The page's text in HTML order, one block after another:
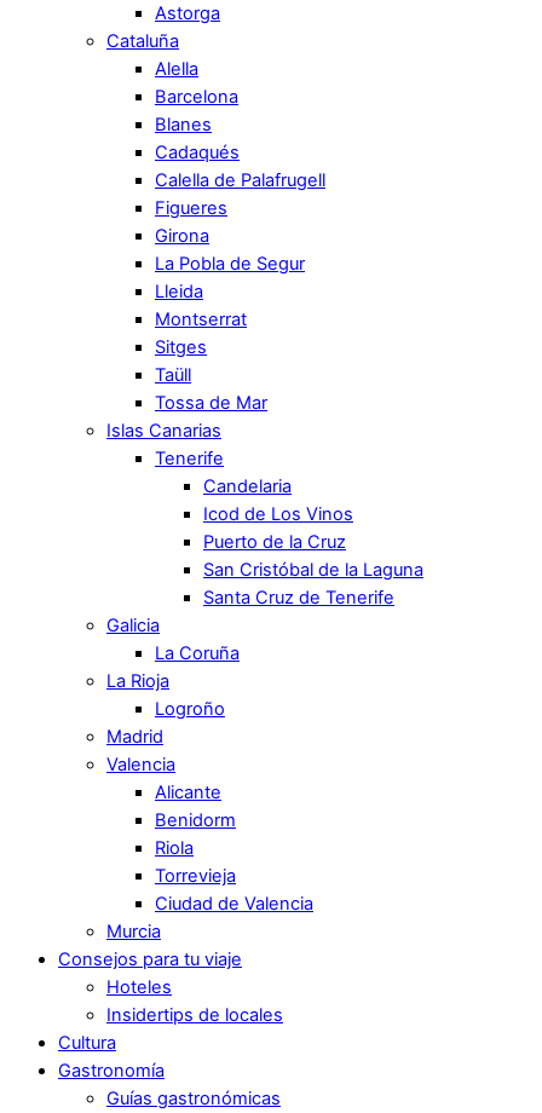
Astorga
Cataluña
Alella
Barcelona
Blanes
Cadaqués
Calella de Palafrugell
Figueres
Girona
La Pobla de Segur
Lleida
Montserrat
Sitges
Taüll
Tossa de Mar
Islas Canarias
Tenerife
Candelaria
Icod de Los Vinos
Puerto de la Cruz
San Cristóbal de la Laguna
Santa Cruz de Tenerife
Galicia
La Coruña
La Rioja
Logroño
Madrid
Valencia
Alicante
Benidorm
Riola
Torrevieja
Ciudad de Valencia
Murcia
Consejos para tu viaje
Hoteles
Insidertips de locales
Cultura
Gastronomía
Guías gastronómicas